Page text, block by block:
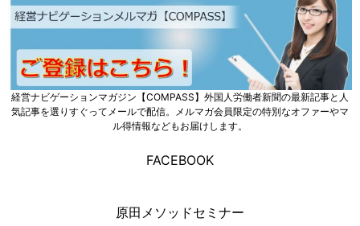
経営ナビゲーションマガジン【COMPASS】外国人労働者新聞の最新記事と人
気記事を選りすぐってメールで配信。メルマガ会員限定の特別なオファーやマ
ル得情報などもお届けします。
FACEBOOK
原田メソッドセミナー